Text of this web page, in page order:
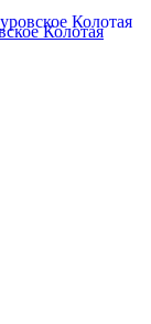
Колотая